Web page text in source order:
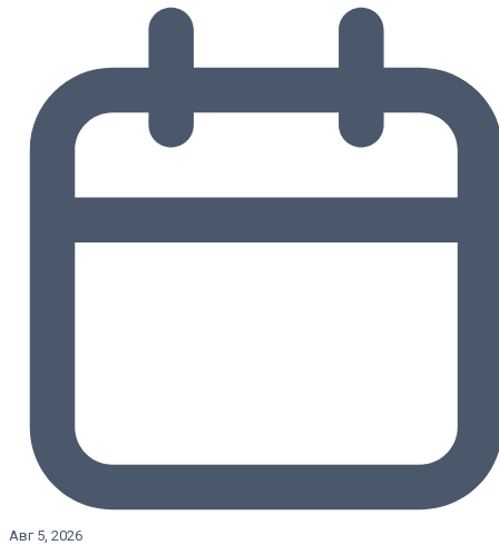
Авг 5, 2026